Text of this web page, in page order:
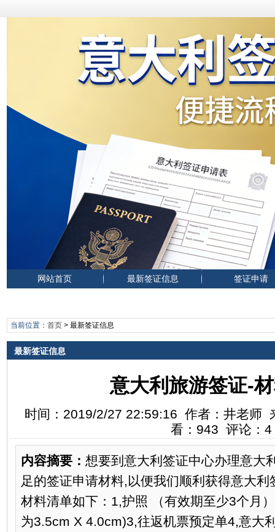
网站首页 最新签证信息 签证申请
当前位置： 首页> 最新签证信息
最新签证信息
意大利旅游签证-
时间：2019/2/27 22:59:16 作者：井老师
看：943 评论：4
内容摘要： 想要到意大利签证中心办理意大
足的签证申请材料,以便我们顺利获得意大
材料清单如下：1,护照 （有效期至少3个月
为3.5cm X 4.0cm)3,往返机票预定单4,意大